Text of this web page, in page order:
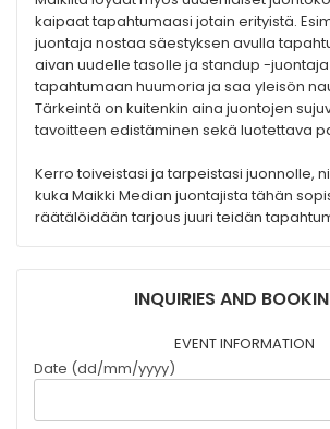
kaipaat tapahtumaasi jotain erityistä.
juontaja nostaa säestyksen avulla
aivan uudelle tasolle ja standup -
tapahtumaan huumoria ja saa yleisön
Tärkeintä on kuitenkin aina juontojen
tavoitteen edistäminen sekä luotettava
Kerro toiveistasi ja tarpeistasi juonnolle,
kuka Maikki Median juontajista tähän
räätälöidään tarjous juuri teidän
INQUIRIES AND
EVENT INFORMATION
Date (dd/mm/yyyy)